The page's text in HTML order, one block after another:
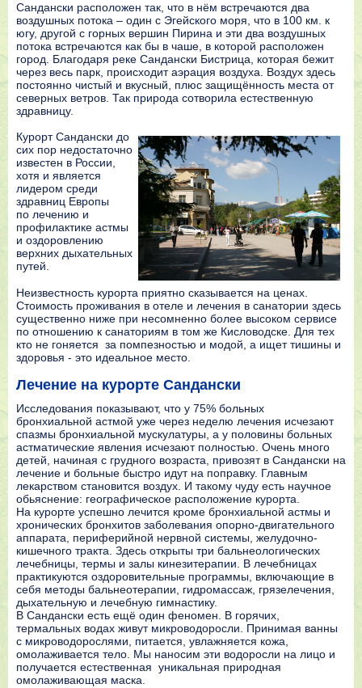
Сандански расположен так, что в нём встречаются два
воздушных потока – один с Эгейского моря, что в 100 км. к
югу, другой с горных вершин Пирина и эти два воздушных
потока встречаются как бы в чаше, в которой расположен
город. Благодаря реке Сандански Бистрица, которая бежит
через весь парк, происходит аэрация воздуха. Воздух здесь
постоянно чистый и вкусный, плюс защищённость места от
северных ветров. Так природа сотворила естественную
здравницу.
Курорт Сандански до
сих пор недостаточно
известен в России,
хотя и является
лидером среди
здравниц Европы
по лечению и
профилактике астмы
и оздоровлению
верхних дыхательных
путей.
Неизвестность курорта приятно сказывается на ценах.
Стоимость проживания в отеле и лечения в санатории здесь
существенно ниже при несомненно более высоком сервисе
по отношению к санаториям в том же Кисловодске. Для тех
кто не гоняется за помпезностью и модой, а ищет тишины и
здоровья - это идеальное место.
Лечение на курорте Сандански
Исследования показывают, что у 75% больных
бронхиальной астмой уже через неделю лечения исчезают
спазмы бронхиальной мускулатуры, а у половины больных
астматические явления исчезают полностью. Очень много
детей, начиная с грудного возраста, привозят в Сандански на
лечение и больные быстро идут на поправку. Главным
лекарством становится воздух. И такому чуду есть научное
обьяснение: географическое расположение курорта.
На курорте успешно лечится кроме бронхиальной астмы и
хронических бронхитов заболевания опорно-двигательного
аппарата, периферийной нервной системы, желудочно-
кишечного тракта. Здесь открыты три бальнеологических
лечебницы, термы и залы кинезитерапии. В лечебницах
практикуются оздоровительные программы, включающие в
себя методы бальнеотерапии, гидромассаж, грязелечения,
дыхательную и лечебную гимнастику.
В Сандански есть ещё один феномен. В горячих,
термальных водах живут микроводоросли. Принимая ванны
с микроводорослями, питается, увлажняется кожа,
омолаживается тело. Мы наносим эти водоросли на лицо и
получается естественная уникальная природная
омолаживающая маска.